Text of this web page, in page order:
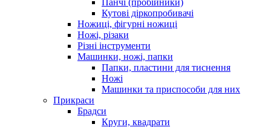
Кутові діркопробивачі
Ножиці, фігурні ножиці
Ножі, різаки
Різні інструменти
Машинки, ножі, папки
Папки, пластини для тиснення
Ножі
Машинки та приспособи для них
Прикраси
Брадси
Круги, квадрати